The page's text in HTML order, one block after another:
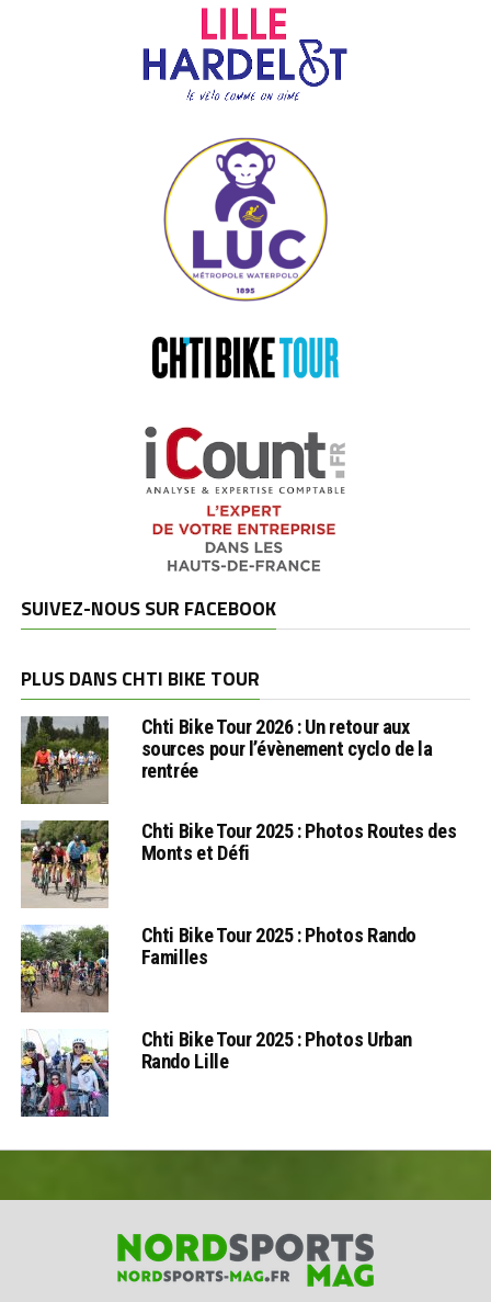
SUIVEZ-NOUS SUR FACEBOOK
PLUS DANS CHTI BIKE TOUR
Chti Bike Tour 2026 : Un retour aux
sources pour l’évènement cyclo de la
rentrée
Chti Bike Tour 2025 : Photos Routes des
Monts et Défi
Chti Bike Tour 2025 : Photos Rando
Familles
Chti Bike Tour 2025 : Photos Urban
Rando Lille